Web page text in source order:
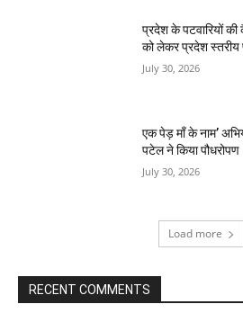
प्रदेश के पटवारियों की
को लेकर प्रदेश स्तरीय
July 30, 2026
एक पेड़ माँ के नाम’
पटेल ने किया पौधरोपण
July 30, 2026
Load more
RECENT COMMENTS